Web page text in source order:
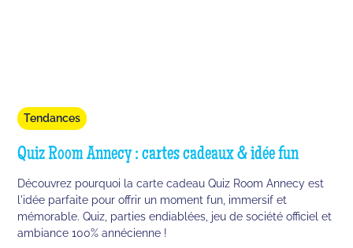
Tendances
Quiz Room Annecy : cartes cadeaux & idée fun
Découvrez pourquoi la carte cadeau Quiz Room Annecy est
l'idée parfaite pour offrir un moment fun, immersif et
mémorable. Quiz, parties endiablées, jeu de société officiel et
ambiance 100% annécienne !